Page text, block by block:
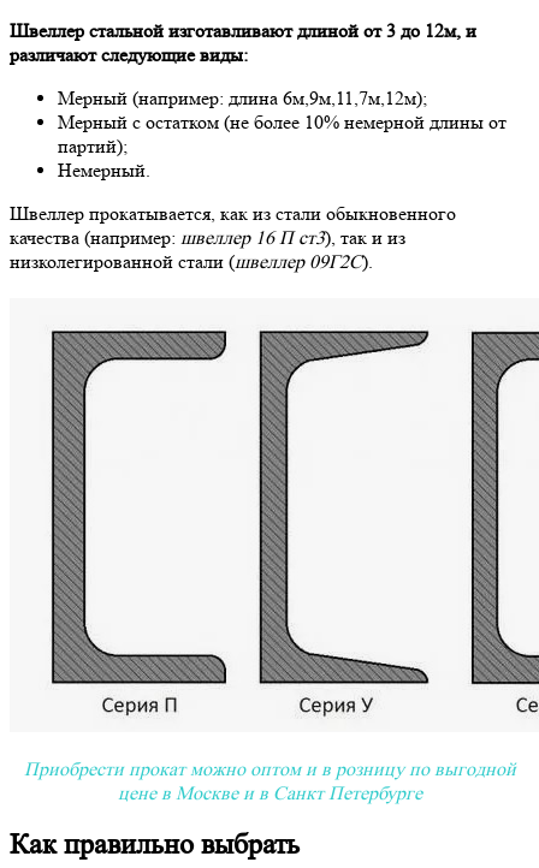
Швеллер стальной изготавливают длиной от 3 до 12м, и
различают следующие виды:
Мерный (например: длина 6м,9м,11,7м,12м);
Мерный с остатком (не более 10% немерной длины от
партий);
Немерный.
Швеллер прокатывается, как из стали обыкновенного
качества (например: швеллер 16 П ст3), так и из
низколегированной стали (швеллер 09Г2С).
Приобрести прокат можно оптом и в розницу по выгодной
цене в Москве и в Санкт Петербурге
Как правильно выбрать